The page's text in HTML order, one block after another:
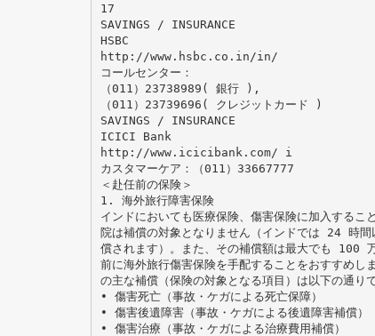
17
SAVINGS / INSURANCE
HSBC
http://www.hsbc.co.in/in/
コールセンター：
（011）23738989( 銀行 ),
（011）23739696( クレジットカード )
SAVINGS / INSURANCE
ICICI Bank
http://www.icicibank.com/ i
カスタマーケア：（011）33667777
＜赴任前の保険＞
1. 海外旅行障害保険
インドにおいても医療保険、傷害保険に加入するこ
院は補償の対象となりません（インドでは 24 時間
償されます）。また、その補償額は最大でも 100
前に海外旅行傷害保険を手配することをおすすめし
の主な補償（保険の対象となる項目）は以下の通りで
• 傷害死亡（事故・ケガによる死亡保障）
• 傷害後遺障害（事故・ケガによる後遺障害補償）
• 傷害治療（事故・ケガによる治療費用補償）